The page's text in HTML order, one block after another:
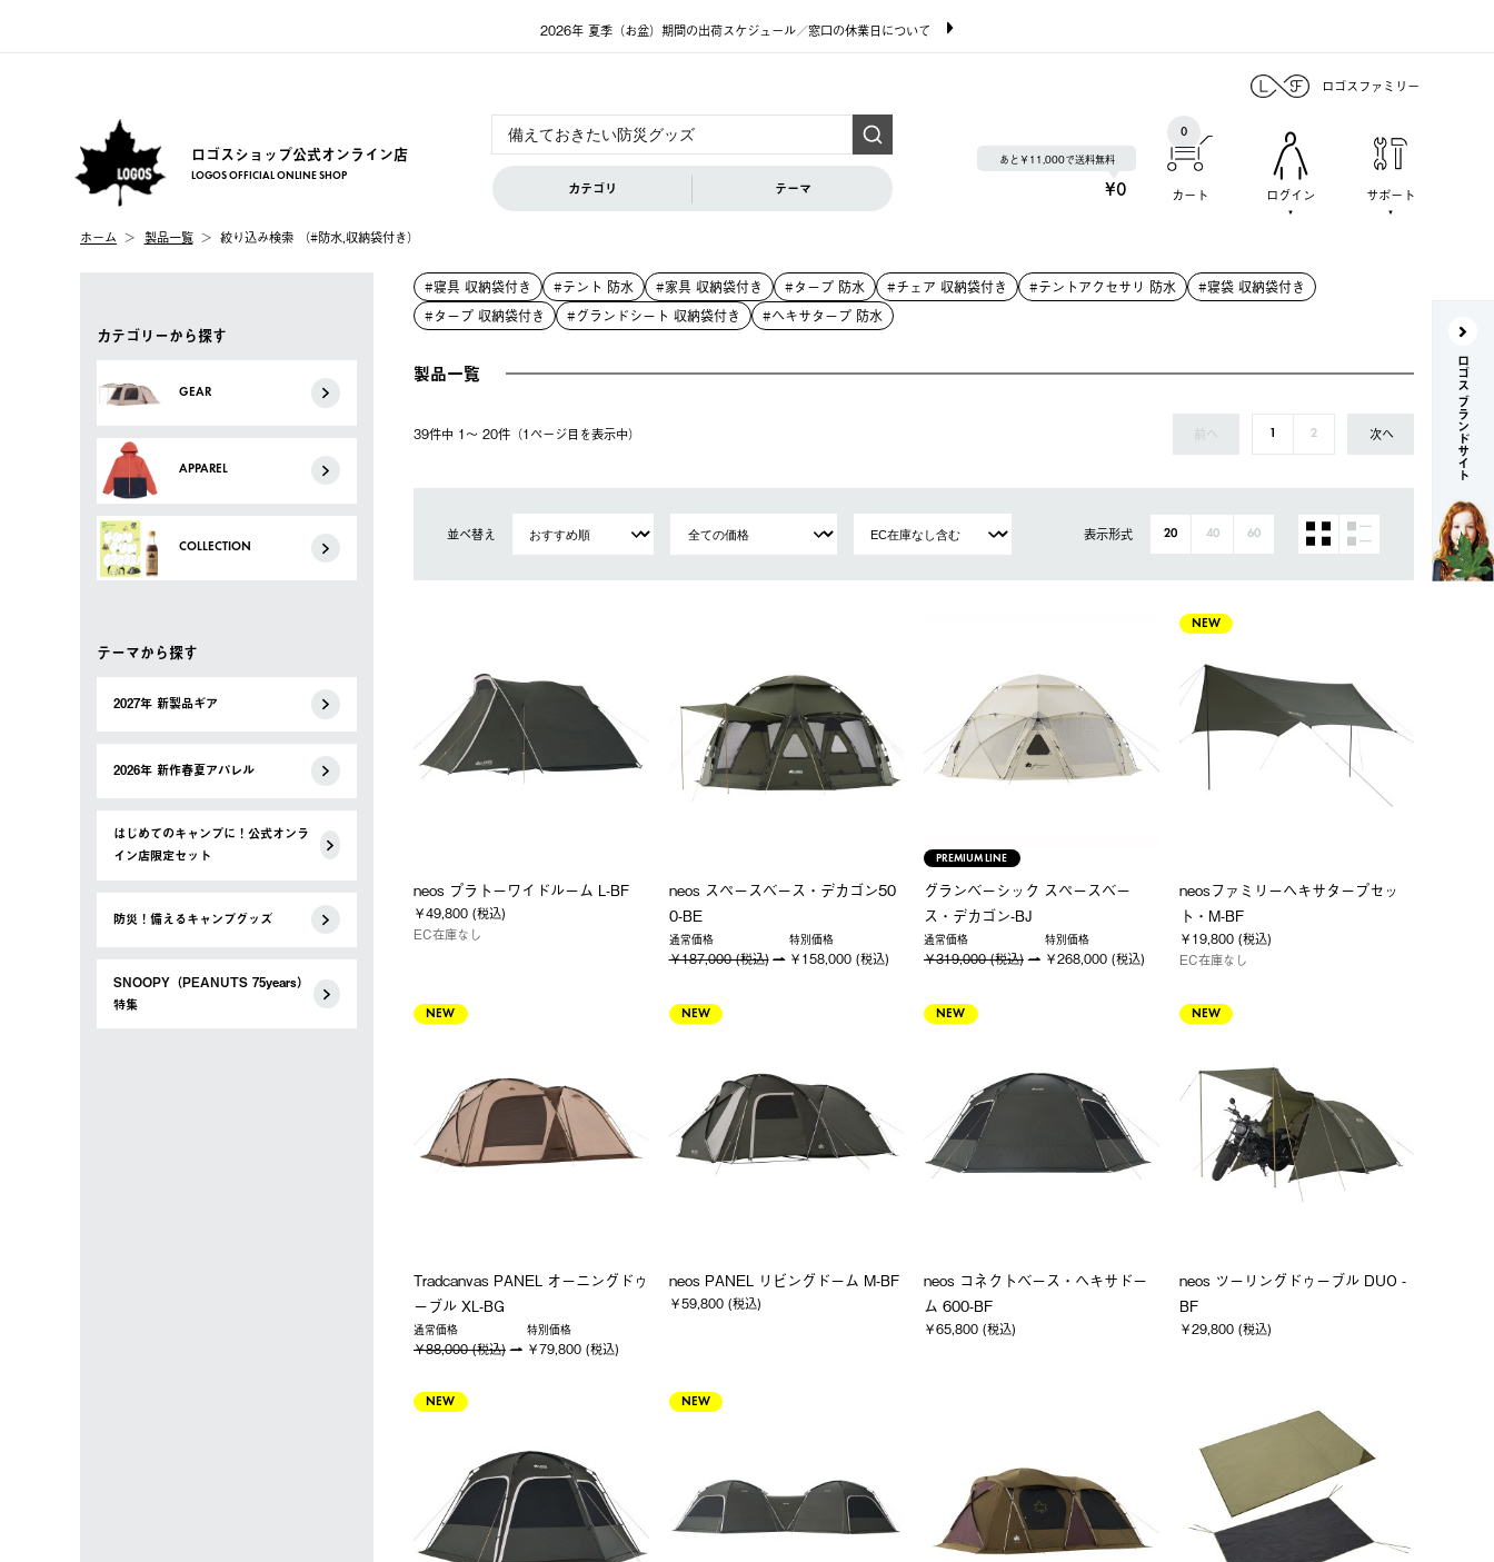
2026年 夏季（お盆）期間の出荷スケジュール／窓口の休業日について
ロゴスファミリー
ロゴスショップ公式オンライン店
LOGOS OFFICIAL ONLINE SHOP
カテゴリ テーマ
あと￥11,000で送料無料
¥0 カート
0
ログイン サポート
ホーム 製品一覧 絞り込み検索 （#防水,収納袋付き）
カテゴリーから探す
GEAR
APPAREL
COLLECTION
テーマから探す
2027年 新製品ギア
2026年 新作春夏アパレル
はじめてのキャンプに！公式オンラ
イン店限定セット
防災！備えるキャンプグッズ
SNOOPY（PEANUTS 75years）
特集
#寝具 収納袋付き #テント 防水 #家具 収納袋付き #タープ 防水 #チェア 収納袋付き #テントアクセサリ 防水
#寝袋 収納袋付き
#タープ 収納袋付き
#グランドシート 収納袋付き #ヘキサタープ 防水
製品一覧
39件中 1〜 20件（1ページ⽬を表⽰中） 前へ 1 2 次へ
並べ替え 表示形式 20 40 60
neos プラトーワイドルーム L-BF
￥49,800 (税込)
EC在庫なし
neos スペースベース・デカゴン50
0-BE
通常価格
￥187,000 (税込)
特別価格
￥158,000 (税込)
PREMIUM LINE
グランベーシック スペースベー
ス・デカゴン-BJ
通常価格
￥319,000 (税込)
特別価格
￥268,000 (税込)
NEW
neosファミリーヘキサタープセッ
ト・M-BF
￥19,800 (税込)
EC在庫なし
NEW
Tradcanvas PANEL オーニングドゥ
ーブル XL-BG
通常価格
￥88,000 (税込)
特別価格
￥79,800 (税込)
NEW
neos PANEL リビングドーム M-BF
￥59,800 (税込)
NEW
neos コネクトベース・ヘキサドー
ム 600-BF
￥65,800 (税込)
NEW
neos ツーリングドゥーブル DUO -
BF
￥29,800 (税込)
NEW NEW
ロゴス ブランドサイト